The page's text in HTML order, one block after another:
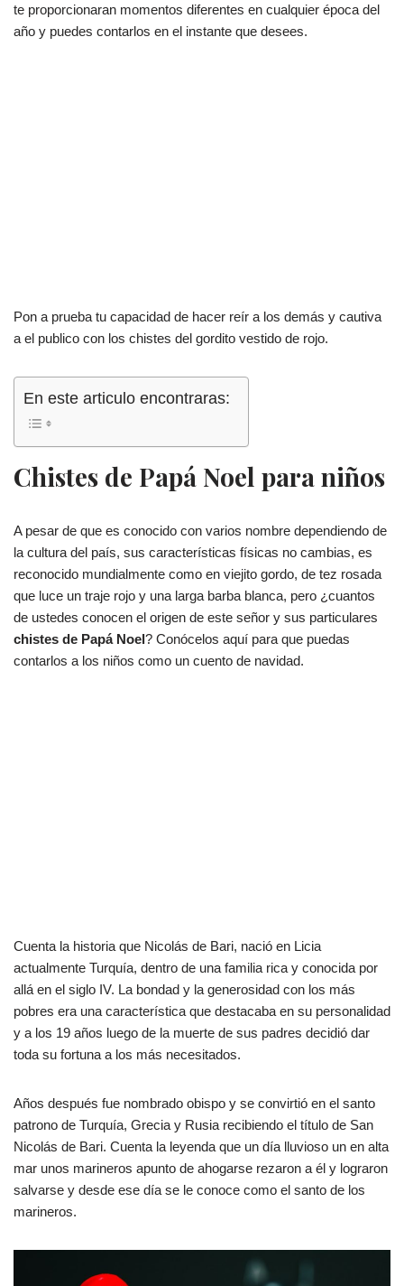
te proporcionaran momentos diferentes en cualquier época del
año y puedes contarlos en el instante que desees.
Pon a prueba tu capacidad de hacer reír a los demás y cautiva
a el publico con los chistes del gordito vestido de rojo.
En este articulo encontraras:
Chistes de Papá Noel para niños
A pesar de que es conocido con varios nombre dependiendo de
la cultura del país, sus características físicas no cambias, es
reconocido mundialmente como en viejito gordo, de tez rosada
que luce un traje rojo y una larga barba blanca, pero ¿cuantos
de ustedes conocen el origen de este señor y sus particulares
chistes de Papá Noel? Conócelos aquí para que puedas
contarlos a los niños como un cuento de navidad.
Cuenta la historia que Nicolás de Bari, nació en Licia
actualmente Turquía, dentro de una familia rica y conocida por
allá en el siglo IV. La bondad y la generosidad con los más
pobres era una característica que destacaba en su personalidad
y a los 19 años luego de la muerte de sus padres decidió dar
toda su fortuna a los más necesitados.
Años después fue nombrado obispo y se convirtió en el santo
patrono de Turquía, Grecia y Rusia recibiendo el título de San
Nicolás de Bari. Cuenta la leyenda que un día lluvioso un en alta
mar unos marineros apunto de ahogarse rezaron a él y lograron
salvarse y desde ese día se le conoce como el santo de los
marineros.